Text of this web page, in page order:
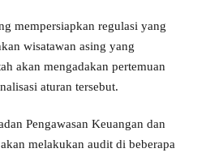
mempersiapkan regulasi yang
wisatawan asing yang
akan mengadakan pertemuan
aturan tersebut.
Pengawasan Keuangan dan
melakukan audit di beberapa